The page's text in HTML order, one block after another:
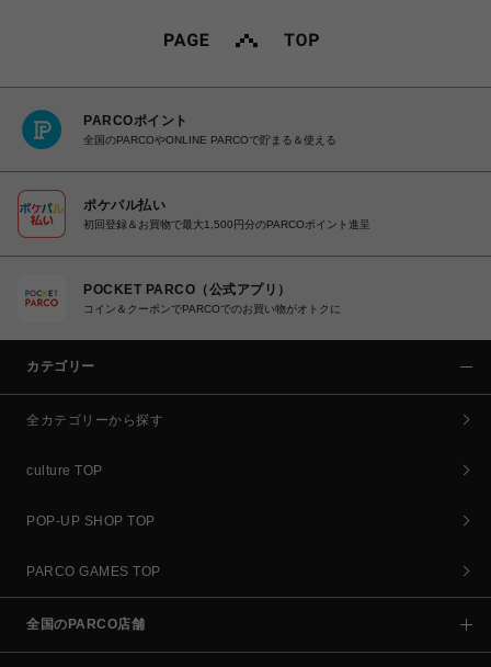
PARCOポイント
全国のPARCOやONLINE PARCOで貯まる＆使える
ポケパル払い
初回登録＆お買物で最大1,500円分のPARCOポイント進呈
POCKET PARCO（公式アプリ）
コイン＆クーポンでPARCOでのお買い物がオトクに
カテゴリー
全カテゴリーから探す
culture TOP
POP-UP SHOP TOP
PARCO GAMES TOP
全国のPARCO店舗